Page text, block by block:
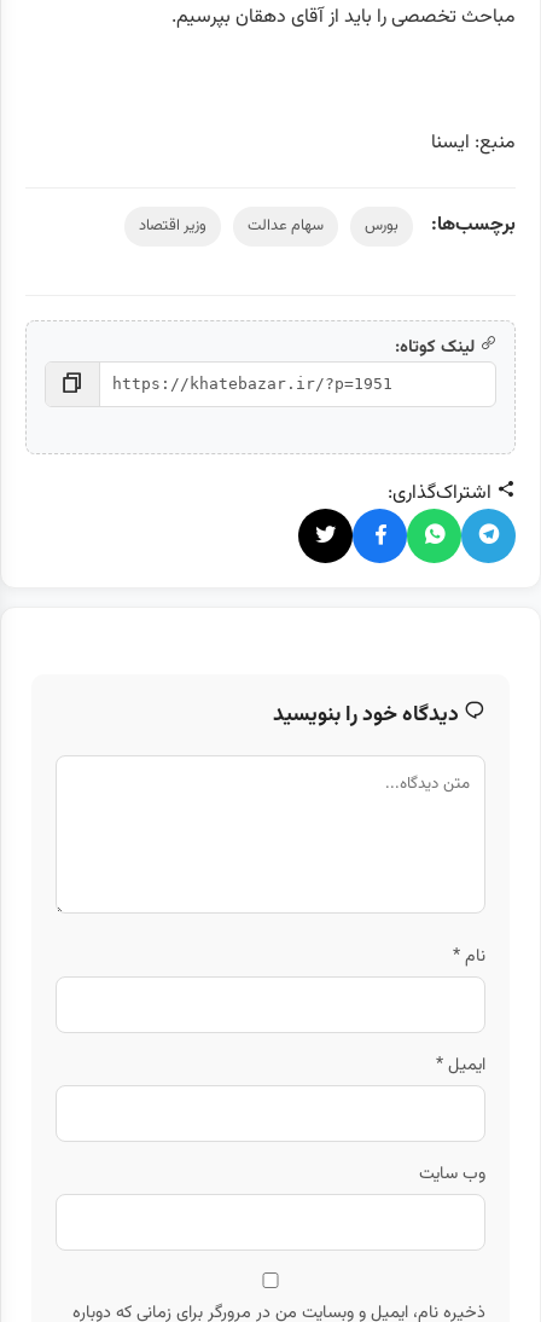
مباحث تخصصی را باید از آقای دهقان بپرسیم.
منبع: ایسنا
برچسب‌ها: بورس سهام عدالت وزیر اقتصاد
لینک کوتاه:
اشتراک‌گذاری:
دیدگاه خود را بنویسید
نام*
ایمیل*
وب‌ سایت
ذخیره نام، ایمیل و وبسایت من در مرورگر برای زمانی که دوباره